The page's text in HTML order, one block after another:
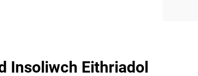
Insoliwch Eithriadol